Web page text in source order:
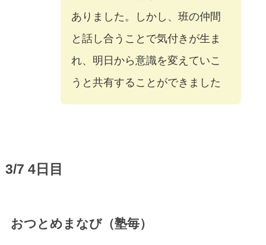
ありました。しかし、班の仲間
と話し合うことで気付きが生ま
れ、明日から意識を変えていこ
うと共有することができました
3/7 4日目
おつとめまなび（塾毎）